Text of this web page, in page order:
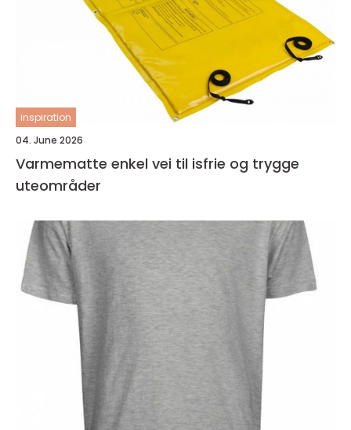
inspiration
04. June 2026
Varmematte enkel vei til isfrie og trygge
uteområder